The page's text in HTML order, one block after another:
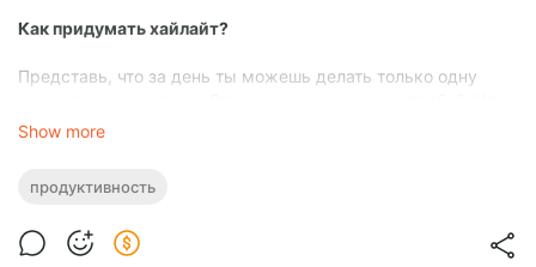
Как придумать хайлайт?
Представь, что за день ты можешь делать только одну
бы это было?
мне удовольствие, и заодно отвлекусь от рабочих мыслей.
- “Сделать сборочный пайплайн для приложения”. Всегда
Show more
продуктивность